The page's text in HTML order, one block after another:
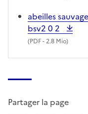
abeilles
bsv2 0 2
(PDF- 2.8 Mio)
Partager la page